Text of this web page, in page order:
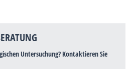
Untersuchung? Kontaktieren Sie